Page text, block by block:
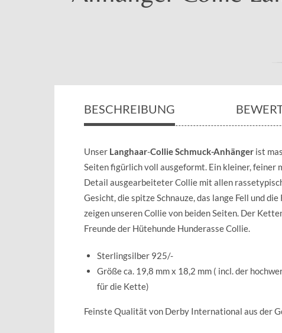
BESCHREIBUNG
Unser Langhaar-Collie Schmuck-Anhänger ist
Seiten figürlich voll ausgeformt. Ein kleiner, feiner
Detail ausgearbeiteter Collie mit allen
Gesicht, die spitze Schnauze, das lange Fell und die
zeigen unseren Collie von beiden Seiten. Der
Freunde der Hütehunde Hunderasse Collie.
Sterlingsilber 925/-
Größe ca. 19,8 mm x 18,2 mm ( incl. der
für die Kette)
Feinste Qualität von Derby International aus der